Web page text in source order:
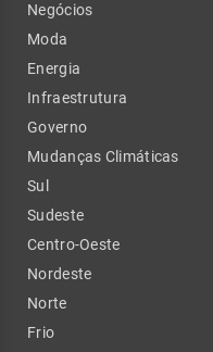
Negócios
Moda
Energia
Infraestrutura
Governo
Mudanças Climáticas
Sul
Sudeste
Centro-Oeste
Nordeste
Norte
Frio